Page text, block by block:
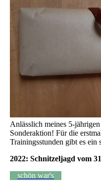
Anlässlich meines 5-
Sonderaktion! Für die
Trainingsstunden gibt es ein
2022: Schnitzeljagd vom
schön war's